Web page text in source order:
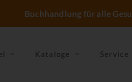
Buchhandlung für alle
Kataloge Service